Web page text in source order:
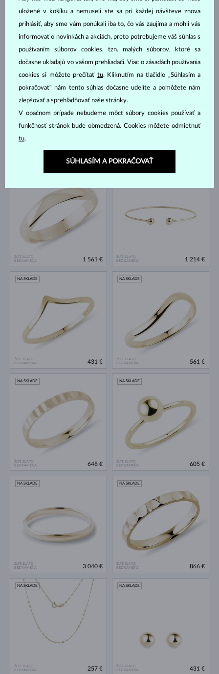
ŽLTÉ ZLATO
ŽLTÉ ZLATO
NA SKLADE
2 605 €
BEZ KAMEŇA
NA SKLADE
ŽLTÉ ZLATO
BEZ KAMEŇA
1 561 €
ŽLTÉ ZLATO
BEZ KAMEŇA
1 214 €
ŽLTÉ ZLATO
BEZ KAMEŇA
NA SKLADE
431 €
ŽLTÉ ZLATO
BEZ KAMEŇA
NA SKLADE
561 €
ŽLTÉ ZLATO
BEZ KAMEŇA
NA SKLADE
648 €
ŽLTÉ ZLATO
BEZ KAMEŇA
NA SKLADE
605 €
ŽLTÉ ZLATO
BEZ KAMEŇA
NA SKLADE
3 040 €
ŽLTÉ ZLATO
BEZ KAMEŇA
NA SKLADE
866 €
ŽLTÉ ZLATO
BEZ KAMEŇA
NA SKLADE
257 €
ŽLTÉ ZLATO
BEZ KAMEŇA
NA SKLADE
431 €
uložené v košíku a nemuseli ste sa pri každej návšteve znova
prihlásiť, aby sme vám ponúkali iba to, čo vás zaujíma a mohli vás
informovať o novinkách a akciách, preto potrebujeme váš súhlas s
používaním súborov cookies, tzn. malých súborov, ktoré sa
dočasne ukladajú vo vašom prehliadači. Viac o zásadách používania
cookies si môžete prečítať tu. Kliknutím na tlačidlo „Súhlasím a
pokračovať“ nám tento súhlas dočasne udelíte a pomôžete nám
zlepšovať a sprehľadňovať naše stránky.
V opačnom prípade nebudeme môcť súbory cookies používať a
funkčnosť stránok bude obmedzená. Cookies môžete odmietnuť
tu.
SÚHLASÍM A POKRAČOVAŤ